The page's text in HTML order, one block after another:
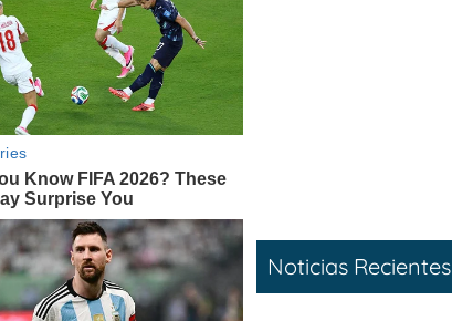
Noticias Recientes